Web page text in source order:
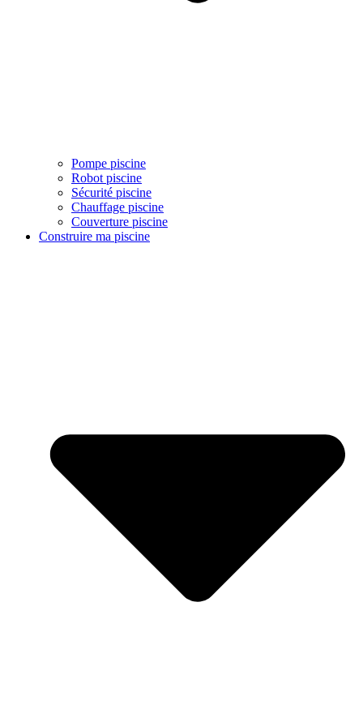
Pompe piscine
Robot piscine
Sécurité piscine
Chauffage piscine
Couverture piscine
Construire ma piscine